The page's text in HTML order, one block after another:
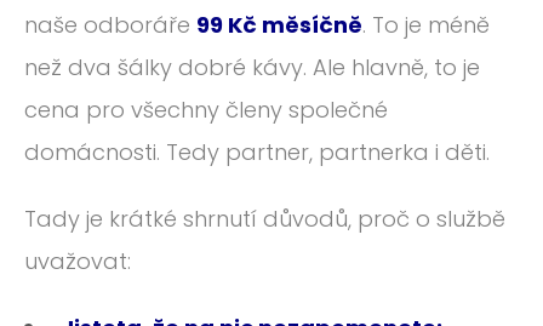
naše odboráře 99 Kč měsíčně. To je méně
než dva šálky dobré kávy. Ale hlavně, to je
cena pro všechny členy společné
domácnosti. Tedy partner, partnerka i děti.
Tady je krátké shrnutí důvodů, proč o službě
uvažovat: